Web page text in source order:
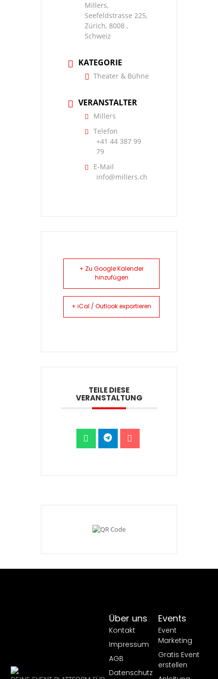
Millers,
Seefeldstrasse 225,
Zürich, 8008 ,
Schweiz
KATEGORIE
Theater & Bühne
VERANSTALTER
Millers
Telefon
+41 44 387 99
79
E-Mail
info@millers.ch
+ Zu Google Kalender
hinzufügen
+ iCal / Outlook exportieren
TEILE DIESE
VERANSTALTUNG
Events
Event
Marketing
Gratis Event
erstellen
Über uns
Kontakt
Impressum
AGB
Datenschutz